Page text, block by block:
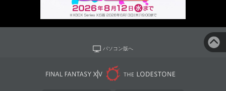
パソコン版へ